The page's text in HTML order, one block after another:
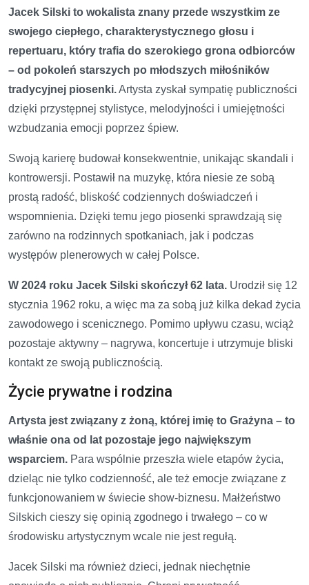
Jacek Silski to wokalista znany przede wszystkim ze
swojego ciepłego, charakterystycznego głosu i
repertuaru, który trafia do szerokiego grona odbiorców
– od pokoleń starszych po młodszych miłośników
tradycyjnej piosenki.Artysta zyskał sympatię publiczności
dzięki przystępnej stylistyce, melodyjności i umiejętności
wzbudzania emocji poprzez śpiew.
Swoją karierę budował konsekwentnie, unikając skandali i
kontrowersji. Postawił na muzykę, która niesie ze sobą
prostą radość, bliskość codziennych doświadczeń i
wspomnienia. Dzięki temu jego piosenki sprawdzają się
zarówno na rodzinnych spotkaniach, jak i podczas
występów plenerowych w całej Polsce.
W 2024 roku Jacek Silski skończył 62 lata. Urodził się 12
stycznia 1962 roku, a więc ma za sobą już kilka dekad życia
zawodowego i scenicznego. Pomimo upływu czasu, wciąż
pozostaje aktywny – nagrywa, koncertuje i utrzymuje bliski
kontakt ze swoją publicznością.
Życie prywatne i rodzina
Artysta jest związany z żoną, której imię to Grażyna – to
właśnie ona od lat pozostaje jego największym
wsparciem. Para wspólnie przeszła wiele etapów życia,
dzieląc nie tylko codzienność, ale też emocje związane z
funkcjonowaniem w świecie show-biznesu. Małżeństwo
Silskich cieszy się opinią zgodnego i trwałego – co w
środowisku artystycznym wcale nie jest regułą.
Jacek Silski ma również dzieci, jednak niechętnie